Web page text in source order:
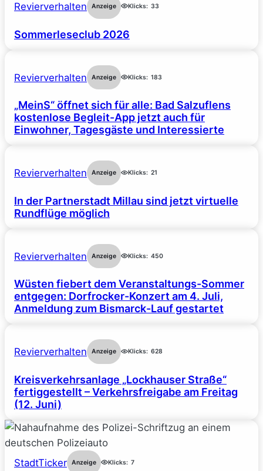
Revierverhalten Anzeige Klicks: 33
Sommerleseclub 2026
Revierverhalten Anzeige Klicks: 183
„MeinS“ öffnet sich für alle: Bad Salzuflens
kostenlose Begleit-App jetzt auch für
Einwohner, Tagesgäste und Interessierte
Revierverhalten Anzeige Klicks: 21
In der Partnerstadt Millau sind jetzt virtuelle
Rundflüge möglich
Revierverhalten Anzeige Klicks: 450
Wüsten fiebert dem Veranstaltungs-Sommer
entgegen: Dorfrocker-Konzert am 4. Juli,
Anmeldung zum Bismarck-Lauf gestartet
Revierverhalten Anzeige Klicks: 628
Kreisverkehrsanlage „Lockhauser Straße“
fertiggestellt – Verkehrsfreigabe am Freitag
(12. Juni)
StadtTicker Anzeige Klicks: 7